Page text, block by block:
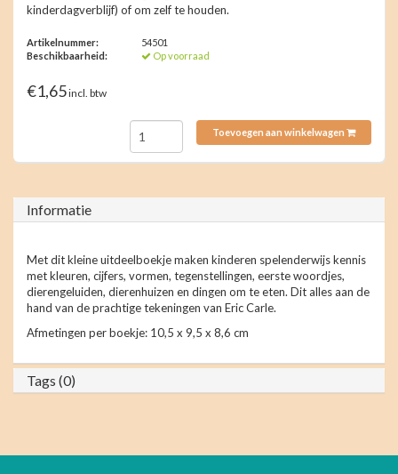
kinderdagverblijf) of om zelf te houden.
Artikelnummer:
54501
Beschikbaarheid:
Op voorraad
€1,65incl. btw
Toevoegen aan winkelwagen
Informatie
Met dit kleine uitdeelboekje maken kinderen spelenderwijs kennis
met kleuren, cijfers, vormen, tegenstellingen, eerste woordjes,
dierengeluiden, dierenhuizen en dingen om te eten. Dit alles aan de
hand van de prachtige tekeningen van Eric Carle.
Afmetingen per boekje: 10,5 x 9,5 x 8,6 cm
Tags (0)